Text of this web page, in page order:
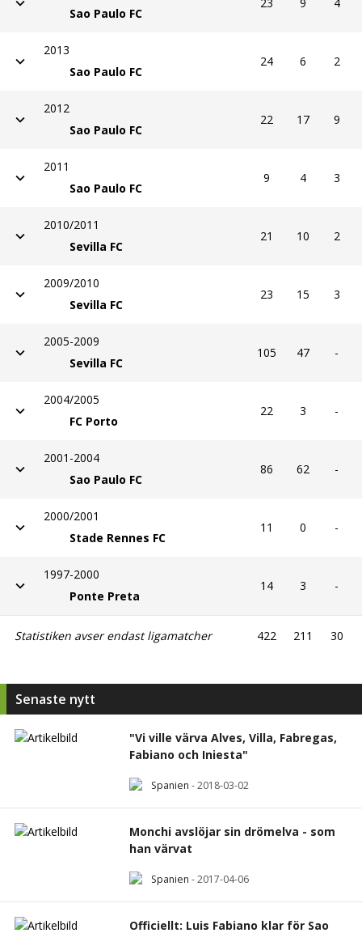
Sao Paulo FC
2013
Sao Paulo FC
24 6 2
2012
Sao Paulo FC
22 17 9
2011
Sao Paulo FC
9 4 3
2010/2011
Sevilla FC
21 10 2
2009/2010
Sevilla FC
23 15 3
2005-2009
Sevilla FC
105 47 -
2004/2005
FC Porto
22 3 -
2001-2004
Sao Paulo FC
86 62 -
2000/2001
Stade Rennes FC
11 0 -
1997-2000
Ponte Preta
14 3 -
Statistiken avser endast ligamatcher 422 211 30
Senaste nytt
"Vi ville värva Alves, Villa, Fabregas,
Fabiano och Iniesta"
Spanien -2018-03-02
Monchi avslöjar sin drömelva - som
han värvat
Spanien -2017-04-06
Officiellt: Luis Fabiano klar för Sao